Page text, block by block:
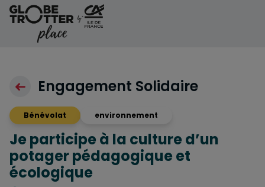
Aller au contenu
Engagement Solidaire
Bénévolat environnement
Je participe à la culture d’un
potager pédagogique et
écologique